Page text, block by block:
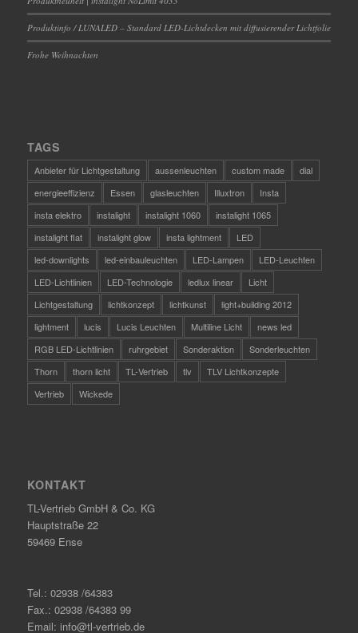
Produktinfo / LUNALED – Standard LED-Lichtdecken mit diffusierender Lichtfolie
Frohe Weihnachten
TAGS
Anbieter für Lichtgestaltung aussenleuchten custom made
dial
energieeffizienz
Essen glasleuchten Illuxtron
Insta
insta elektro
instalight instalight 1060
instalight 1065
instalight flat
instalight glow insta lightment
LED
led-downlights
led-einbauleuchten LED-Lampen
LED-Leuchten
LED-Lichtlinien
LED-Technologie ledlux linear
Licht
Lichtgestaltung
lichtkonzept lichtkunst
light+building 2012
lightment
lucis Lucis Leuchten Multiline Licht
news led
RGB LED-Lichtlinien
ruhrgebiet Sonderaktion
Sonderleuchten
Thorn
thorn licht TL-Vertrieb tlv
TLV Lichtkonzepte
Vertrieb
Wickede
KONTAKT
TL-Vertrieb GmbH & Co. KG
Hauptstraße 22
59469 Ense
Tel.: 02938 /64383
Fax.: 02938 /64383 99
Email: info@tl-vertrieb.de